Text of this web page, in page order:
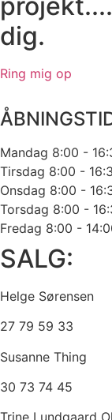
dig.
Ring mig op
Mandag 8:00 -
Tirsdag 8:00 -
Onsdag 8:00 -
Torsdag 8:00 -
Fredag 8:00 -
SALG:
Helge Sørensen
27 79 59 33
Susanne Thing
30 73 74 45